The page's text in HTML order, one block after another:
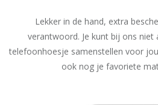
Lekker in de hand, extra
verantwoord. Je kunt bij ons niet
telefoonhoesje samenstellen voor
ook nog je favoriete